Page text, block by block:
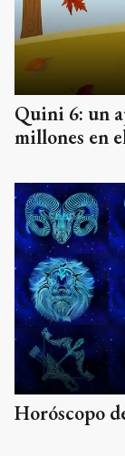
Quini 6: un
millones en
Horóscopo